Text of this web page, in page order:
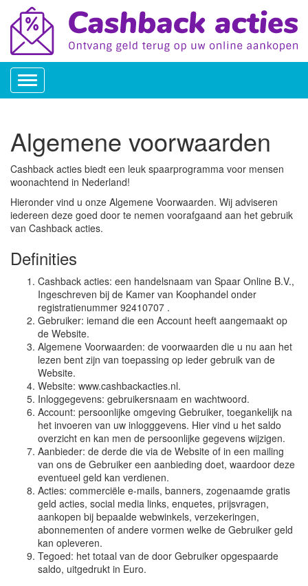
Toggle
navigation
Algemene voorwaarden
Cashback acties biedt een leuk spaarprogramma voor mensen
woonachtend in Nederland!
Hieronder vind u onze Algemene Voorwaarden. Wij adviseren
iedereen deze goed door te nemen voorafgaand aan het gebruik
van Cashback acties.
Definities
Cashback acties: een handelsnaam van Spaar Online B.V.,
Ingeschreven bij de Kamer van Koophandel onder
registratienummer 92410707 .
Gebruiker: iemand die een Account heeft aangemaakt op
de Website.
Algemene Voorwaarden: de voorwaarden die u nu aan het
lezen bent zijn van toepassing op ieder gebruik van de
Website.
Website: www.cashbackacties.nl.
Inloggegevens: gebruikersnaam en wachtwoord.
Account: persoonlijke omgeving Gebruiker, toegankelijk na
het invoeren van uw inlogggevens. Hier vind u het saldo
overzicht en kan men de persoonlijke gegevens wijzigen.
Aanbieder: de derde die via de Website of in een mailing
van ons de Gebruiker een aanbieding doet, waardoor deze
eventueel geld kan verdienen.
Acties: commerciële e-mails, banners, zogenaamde gratis
geld acties, social media links, enquetes, prijsvragen,
aankopen bij bepaalde webwinkels, verzekeringen,
abonnementen of andere vormen welke de Gebruiker geld
kan opleveren.
Tegoed: het totaal van de door Gebruiker opgespaarde
saldo, uitgedrukt in Euro.